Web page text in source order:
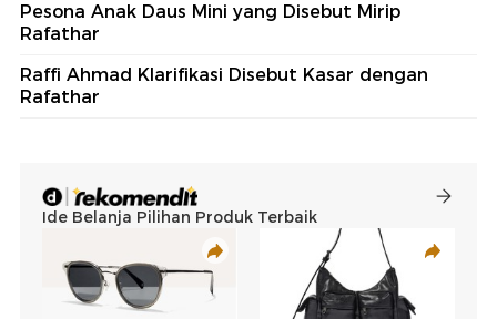
Pesona Anak Daus Mini yang Disebut Mirip
Rafathar
Raffi Ahmad Klarifikasi Disebut Kasar dengan
Rafathar